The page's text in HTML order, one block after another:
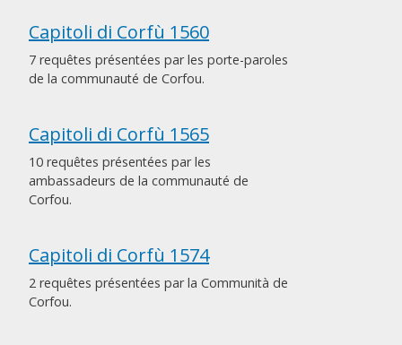
Capitoli di Corfù 1560
7 requêtes présentées par les porte-paroles
de la communauté de Corfou.
Capitoli di Corfù 1565
10 requêtes présentées par les
ambassadeurs de la communauté de
Corfou.
Capitoli di Corfù 1574
2 requêtes présentées par la Communità de
Corfou.